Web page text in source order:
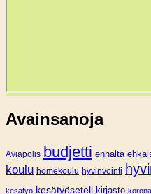
Avainsanoja
Aviapolis budjetti ennalta
koulu homekoulu hyvinvointi
kesätyö kesätyöseteli kirjasto korona